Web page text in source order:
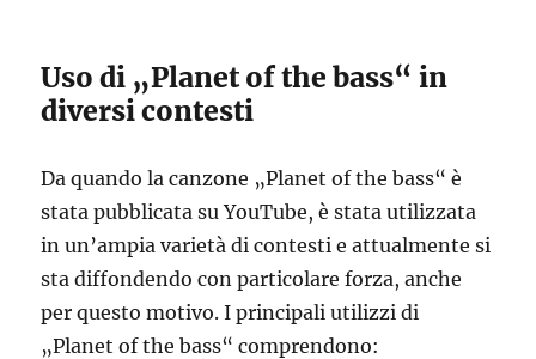
Uso di „Planet of the bass“ in
diversi contesti
Da quando la canzone „Planet of the bass“ è
stata pubblicata su YouTube, è stata utilizzata
in un’ampia varietà di contesti e attualmente si
sta diffondendo con particolare forza, anche
per questo motivo. I principali utilizzi di
„Planet of the bass“ comprendono: